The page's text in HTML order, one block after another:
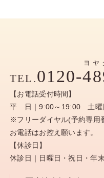
TEL.0120-
ヨヤ
【お電話受付時間】
平 日｜9:00～19:00 土曜
※フリーダイヤル(予約専用
お電話はお控え願います。
【休診日】
休診日｜日曜日・祝日・年